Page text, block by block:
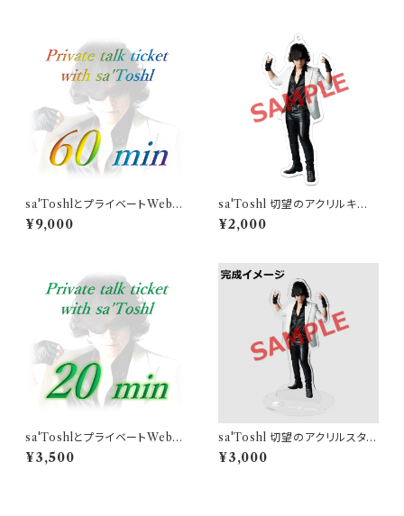
sa'ToshlとプライベートWebト
ーク（60分）
¥9,000
sa'Toshl 切望のアクリルキー
ホルダー
¥2,000
sa'ToshlとプライベートWebト
ーク（20分）
¥3,500
sa'Toshl 切望のアクリルスタン
ド
¥3,000